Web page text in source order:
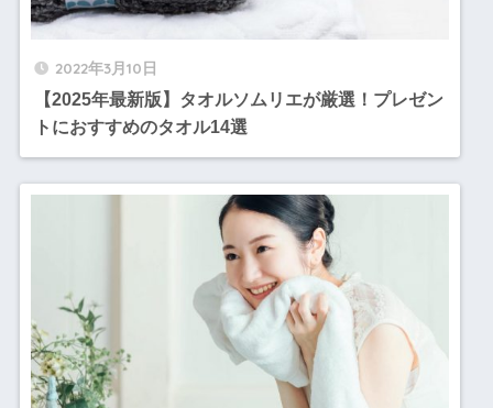
2022年3月10日
【2025年最新版】タオルソムリエが厳選！プレゼン
トにおすすめのタオル14選